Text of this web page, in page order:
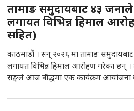
तामाङ समुदायबाट ४३
लगायत विभिन्न हिमाल
सहित)
काठमाडौं । सन् २०२६ मा तामाङ
लगायत विभिन्न हिमाल आरोहण गरेका छन् ।
सङ्घले आज बौद्धमा एक कार्यक्रम आयोजना